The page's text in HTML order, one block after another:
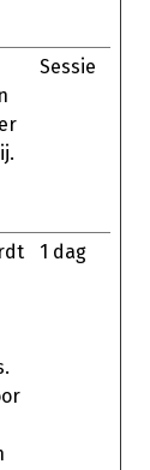
Sessie
1 dag